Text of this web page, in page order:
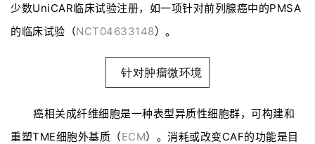
少数UniCAR临床试验注册，如一项针对前列腺癌中的PMSA
的临床试验（NCT04633148）。
针对肿瘤微环境
癌相关成纤维细胞是一种表型异质性细胞群，可构建和
重塑TME细胞外基质（ECM）。消耗或改变CAF的功能是目